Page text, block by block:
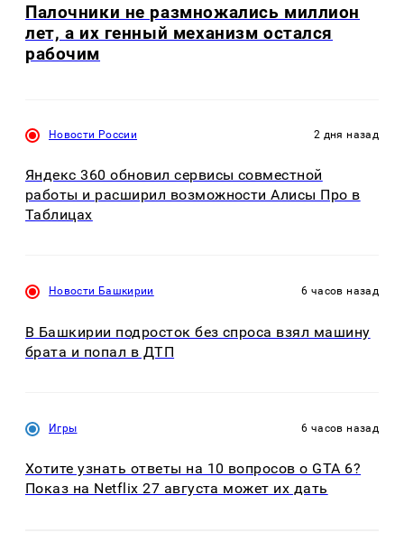
Палочники не размножались миллион
лет, а их генный механизм остался
рабочим
Новости России 2 дня назад
Яндекс 360 обновил сервисы совместной
работы и расширил возможности Алисы Про в
Таблицах
Новости Башкирии 6 часов назад
В Башкирии подросток без спроса взял машину
брата и попал в ДТП
Игры 6 часов назад
Хотите узнать ответы на 10 вопросов о GTA 6?
Показ на Netflix 27 августа может их дать